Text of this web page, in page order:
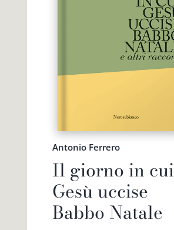
Antonio Ferrero
Il giorno in cui
Gesù uccise
Babbo Natale